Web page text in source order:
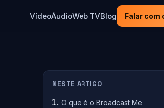
VídeoÁudioWeb TVBlog Falar com
NESTE ARTIGO
O que é o Broadcast Me